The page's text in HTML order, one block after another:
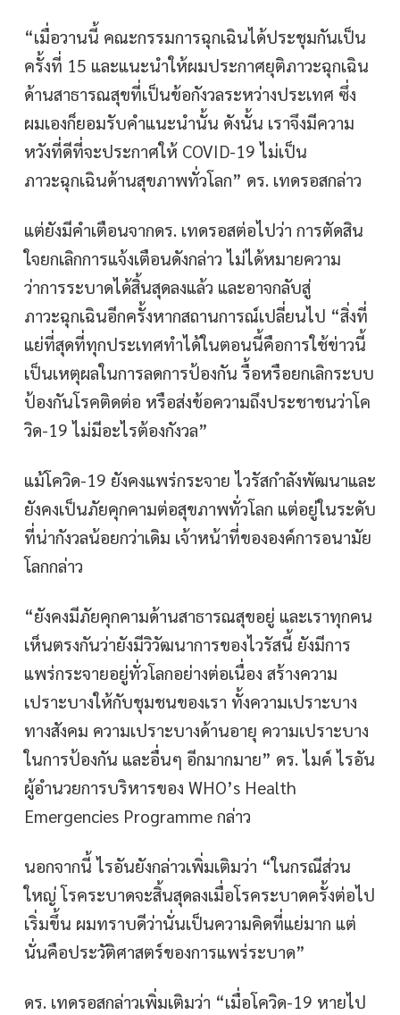
“เมื่อวานนี้ คณะกรรมการฉุกเฉินได้ประชุมกันเป็น
ครั้งที่ 15 และแนะนำให้ผมประกาศยุติภาวะฉุกเฉิน
ด้านสาธารณสุขที่เป็นข้อกังวลระหว่างประเทศ ซึ่ง
ผมเองก็ยอมรับคำแนะนำนั้น ดังนั้น เราจึงมีความ
หวังที่ดีที่จะประกาศให้ COVID-19 ไม่เป็น
ภาวะฉุกเฉินด้านสุขภาพทั่วโลก” ดร. เทดรอสกล่าว
แต่ยังมีคำเตือนจากดร. เทดรอสต่อไปว่า การตัดสิน
ใจยกเลิกการแจ้งเตือนดังกล่าว ไม่ได้หมายความ
ว่าการระบาดได้สิ้นสุดลงแล้ว และอาจกลับสู่
ภาวะฉุกเฉินอีกครั้งหากสถานการณ์เปลี่ยนไป “สิ่งที่
แย่ที่สุดที่ทุกประเทศทำได้ในตอนนี้คือการใช้ข่าวนี้
เป็นเหตุผลในการลดการป้องกัน รื้อหรือยกเลิกระบบ
ป้องกันโรคติดต่อ หรือส่งข้อความถึงประชาชนว่าโค
วิด-19 ไม่มีอะไรต้องกังวล”
แม้โควิด-19 ยังคงแพร่กระจาย ไวรัสกำลังพัฒนาและ
ยังคงเป็นภัยคุกคามต่อสุขภาพทั่วโลก แต่อยู่ในระดับ
ที่น่ากังวลน้อยกว่าเดิม เจ้าหน้าที่ขององค์การอนามัย
โลกกล่าว
“ยังคงมีภัยคุกคามด้านสาธารณสุขอยู่ และเราทุกคน
เห็นตรงกันว่ายังมีวิวัฒนาการของไวรัสนี้ ยังมีการ
แพร่กระจายอยู่ทั่วโลกอย่างต่อเนื่อง สร้างความ
เปราะบางให้กับชุมชนของเรา ทั้งความเปราะบาง
ทางสังคม ความเปราะบางด้านอายุ ความเปราะบาง
ในการป้องกัน และอื่นๆ อีกมากมาย” ดร. ไมค์ ไรอัน
ผู้อำนวยการบริหารของ WHO’s Health
Emergencies Programme กล่าว
นอกจากนี้ ไรอันยังกล่าวเพิ่มเติมว่า “ในกรณีส่วน
ใหญ่ โรคระบาดจะสิ้นสุดลงเมื่อโรคระบาดครั้งต่อไป
เริ่มขึ้น ผมทราบดีว่านั่นเป็นความคิดที่แย่มาก แต่
นั่นคือประวัติศาสตร์ของการแพร่ระบาด”
ดร. เทดรอสกล่าวเพิ่มเติมว่า “เมื่อโควิด-19 หายไป